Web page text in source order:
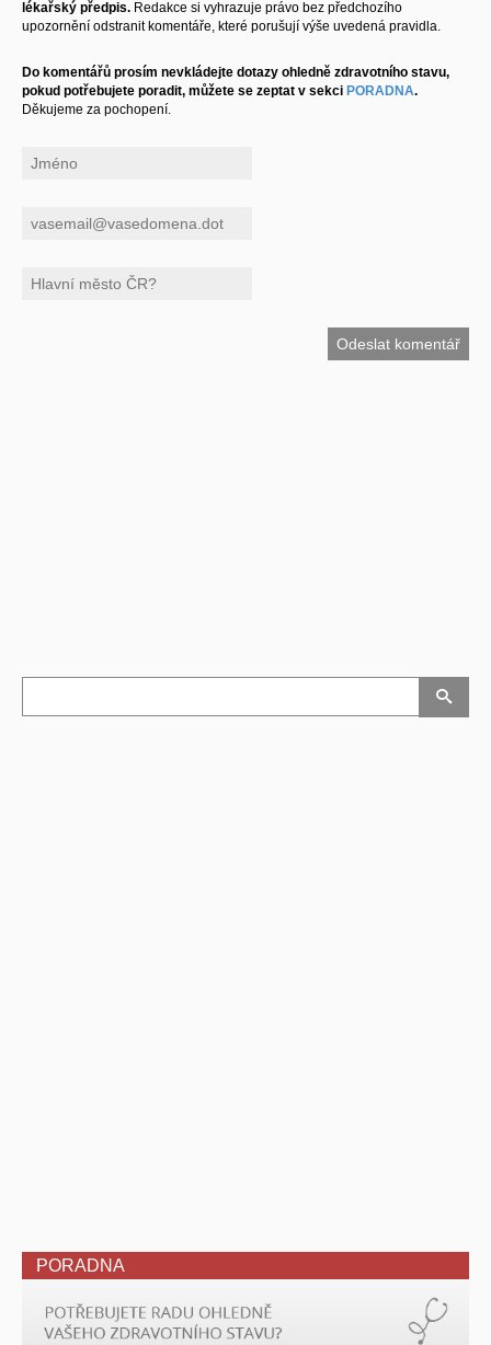
lékařský předpis. Redakce si vyhrazuje právo bez předchozího
upozornění odstranit komentáře, které porušují výše uvedená pravidla.
Do komentářů prosím nevkládejte dotazy ohledně zdravotního stavu,
pokud potřebujete poradit, můžete se zeptat v sekci PORADNA.
Děkujeme za pochopení.
PORADNA